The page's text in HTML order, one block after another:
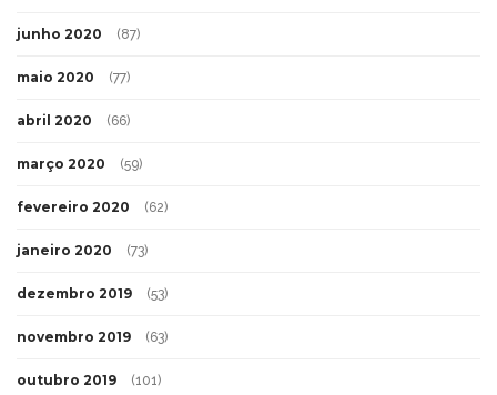
junho 2020 (87)
maio 2020 (77)
abril 2020 (66)
março 2020 (59)
fevereiro 2020 (62)
janeiro 2020 (73)
dezembro 2019 (53)
novembro 2019 (63)
outubro 2019 (101)